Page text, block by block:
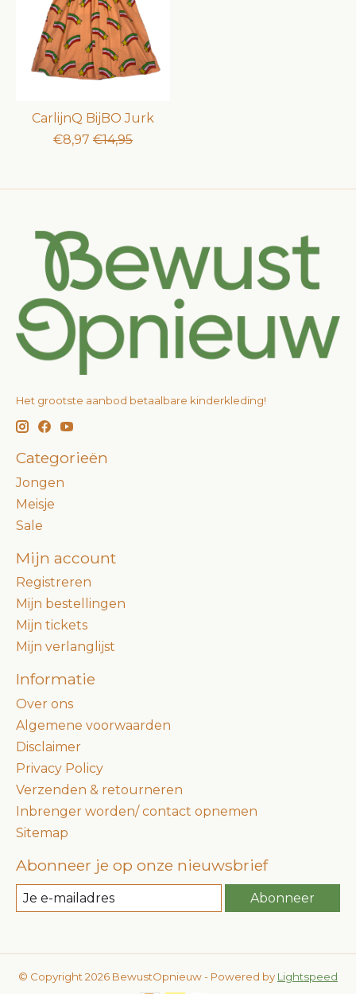
CarlijnQ BijBO Jurk
€8,97 €14,95
Het grootste aanbod betaalbare kinderkleding!
Categorieën
Jongen
Meisje
Sale
Mijn account
Registreren
Mijn bestellingen
Mijn tickets
Mijn verlanglijst
Informatie
Over ons
Algemene voorwaarden
Disclaimer
Privacy Policy
Verzenden & retourneren
Inbrenger worden/ contact opnemen
Sitemap
Abonneer je op onze nieuwsbrief
Abonneer
© Copyright 2026 BewustOpnieuw - Powered by Lightspeed